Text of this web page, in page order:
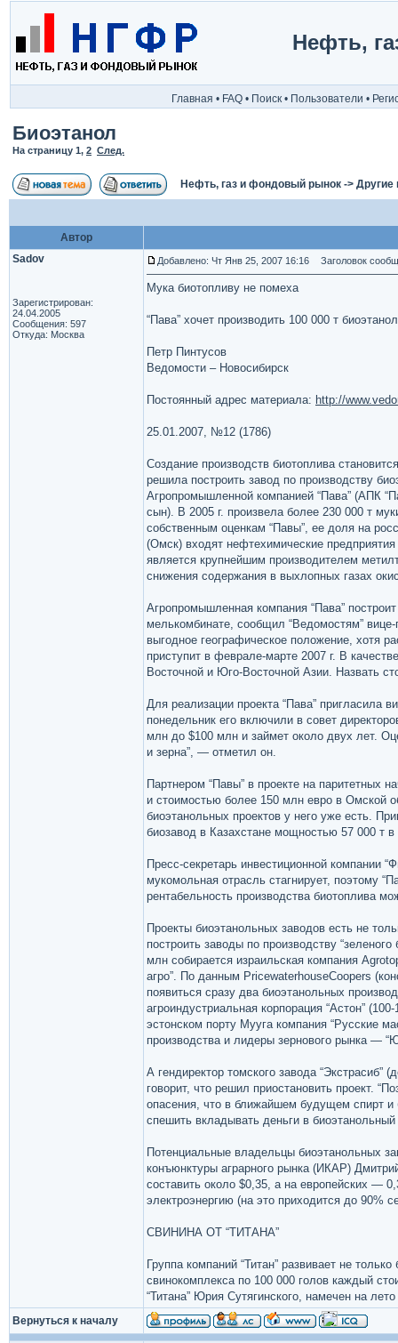
Нефть,
Главная • FAQ • Поиск • Пользователи •
Биоэтанол
На страницу 1, 2 След.
Нефть, газ и фондовый рынок -> Другие
Автор
Sadov
Зарегистрирован:
24.04.2005
Сообщения: 597
Откуда: Москва
Добавлено: Чт Янв 25, 2007 16:16 Заголовок
Мука биотопливу не помеха
“Пава” хочет производить 100 000 т
Петр Пинтусов
Ведомости – Новосибирск
Постоянный адрес материала: http://
25.01.2007, №12 (1786)
Создание производств биотоплива
решила построить завод по производству
Агропромышленной компанией “Пава” (АПК
сын). В 2005 г. произвела более 230 000 т
собственным оценкам “Павы”, ее доля на
(Омск) входят нефтехимические предприятия
является крупнейшим производителем
снижения содержания в выхлопных газах
Агропромышленная компания “Пава”
мелькомбинате, сообщил “Ведомостям”
выгодное географическое положение, хотя
приступит в феврале-марте 2007 г. В
Восточной и Юго-Восточной Азии. Назвать
Для реализации проекта “Пава” пригласила
понедельник его включили в совет
млн до $100 млн и займет около двух лет.
и зерна”, — отметил он.
Партнером “Павы” в проекте на паритетных
и стоимостью более 150 млн евро в Омской
биоэтанольных проектов у него уже есть.
биозавод в Казахстане мощностью 57 000 т
Пресс-секретарь инвестиционной компании
мукомольная отрасль стагнирует, поэтому
рентабельность производства биотоплива
Проекты биоэтанольных заводов есть не
построить заводы по производству
млн собирается израильская компания
агро”. По данным PricewaterhouseCoopers
появиться сразу два биоэтанольных
агроиндустриальная корпорация “Астон”
эстонском порту Мууга компания “Русские
производства и лидеры зернового рынка —
А гендиректор томского завода “Экстрасиб”
говорит, что решил приостановить проект.
опасения, что в ближайшем будущем спирт и
спешить вкладывать деньги в
Потенциальные владельцы биоэтанольных
конъюнктуры аграрного рынка (ИКАР)
составить около $0,35, а на европейских —
электроэнергию (на это приходится до 90%
СВИНИНА ОТ “ТИТАНА”
Группа компаний “Титан” развивает не
свинокомплекса по 100 000 голов каждый
“Титана” Юрия Сутягинского, намечен на лето
Вернуться к началу